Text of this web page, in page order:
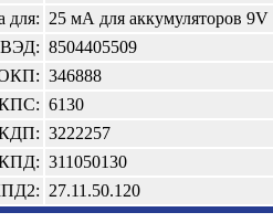
для: 25 мА для аккумуляторов 9V
8504405509
346888
6130
3222257
311050130
27.11.50.120